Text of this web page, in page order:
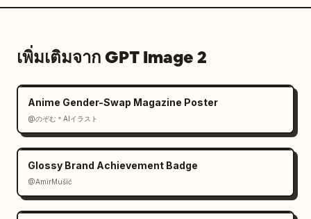
เพิ่มเติมจาก GPT Image 2
Anime Gender-Swap Magazine Poster
@のぞむ＊AIイラスト
Glossy Brand Achievement Badge
@AmirMušić